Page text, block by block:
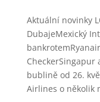
Aktuální novinky
DubajeMexický
CheckerSingapur
bublině od 26.
Airlines o několik